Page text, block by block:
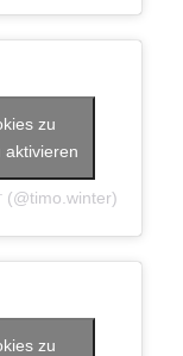
zu
aktivieren
zu